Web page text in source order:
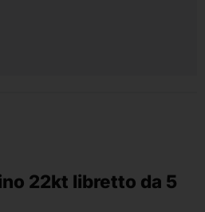
22kt libretto da 5